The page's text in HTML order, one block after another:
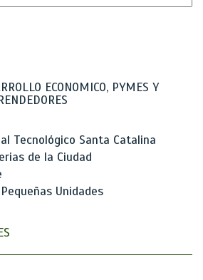
ECONOMICO, PYMES Y
Tecnológico Santa Catalina
de la Ciudad
Unidades